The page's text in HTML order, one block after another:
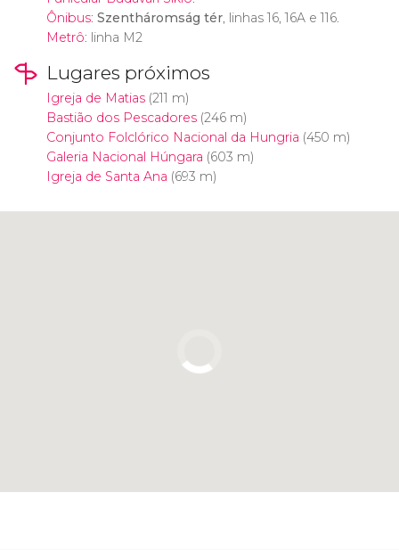
Ônibus: Szentháromság tér, linhas 16, 16A e 116.
Metrô: linha M2
Lugares próximos
Igreja de Matias(211 m)
Bastião dos Pescadores(246 m)
Conjunto Folclórico Nacional da Hungria (450 m)
Galeria Nacional Húngara (603 m)
Igreja de Santa Ana (693 m)